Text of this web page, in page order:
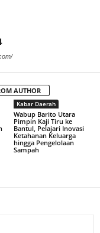
AUTHOR
Kabar Daerah
Wabup Barito Utara
Pimpin Kaji Tiru ke
Bantul, Pelajari Inovasi
Ketahanan Keluarga
hingga Pengelolaan
Sampah